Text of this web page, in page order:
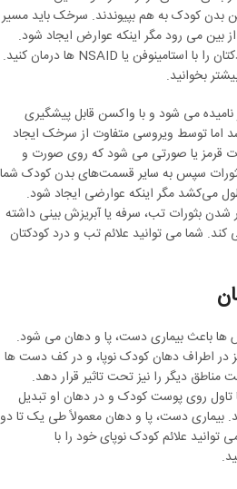
کودک به هم بپیوندند. سرخک باید مسیر
بین می رود مگر اینکه عوارض ایجاد شود.
شما می توانید علائم تب و درد کودکتان را با استامینوفن یا NSAID ها درمان کنید.
بخوانید.
می شود و با واکسن قابل پیشگیری
توسط ویروسی متفاوت از سرخک ایجاد
قرمز یا صورتی می شود که روی صورت و
سپس به سایر قسمت‌های بدن کودک شما
می‌کشد مگر اینکه عوارضی ایجاد شود.
بثورات تب، سرفه یا آبریزش بینی داشته
شما می توانید علائم تب و درد کودکتان
ها باعث بیماری دست، پا و دهان می شود.
در اطراف دهان کودک نوپا، و در کف دست ها
دیگر را نیز تحت تاثیر قرار دهد.
روی پوست کودک و در دهان او تبدیل
بیماری دست، پا و دهان معمولاً طی یک تا دو
علائم کودک نوپای خود را با